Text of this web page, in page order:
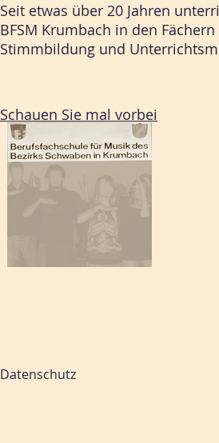
Seit etwas über 20 Jahren
BFSM Krumbach in den
Stimmbildung und
Schauen Sie mal vorbei
Datenschutz